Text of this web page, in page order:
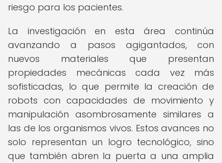
riesgo para los pacientes.
La investigación en esta área continúa
avanzando a pasos agigantados, con
nuevos materiales que presentan
propiedades mecánicas cada vez más
sofisticadas, lo que permite la creación de
robots con capacidades de movimiento y
manipulación asombrosamente similares a
las de los organismos vivos. Estos avances no
solo representan un logro tecnológico, sino
que también abren la puerta a una amplia